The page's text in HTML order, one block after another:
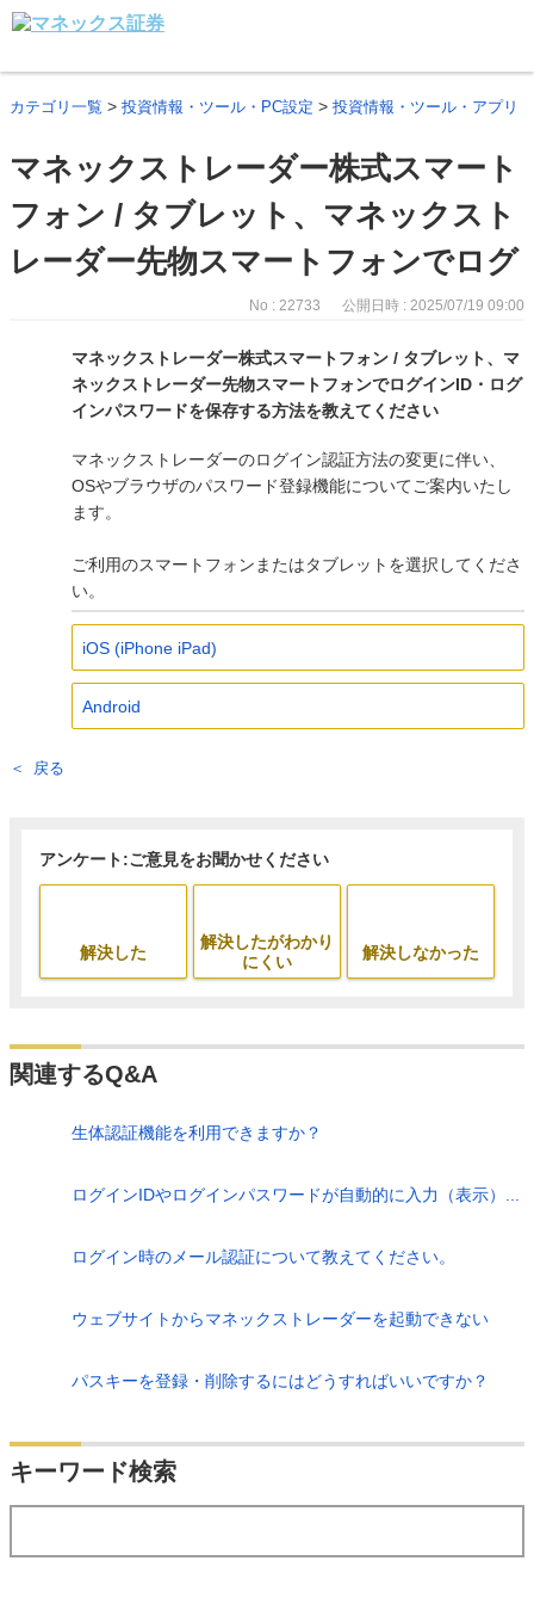
カテゴリ一覧 > 投資情報・ツール・PC設定 > 投資情報・ツール・アプリ
マネックストレーダー株式スマート
フォン / タブレット、マネックスト
レーダー先物スマートフォンでログ
No : 22733 公開日時 : 2025/07/19 09:00
マネックストレーダー株式スマートフォン / タブレット、マ
ネックストレーダー先物スマートフォンでログインID・ログ
インパスワードを保存する方法を教えてください
マネックストレーダーのログイン認証方法の変更に伴い、
OSやブラウザのパスワード登録機能についてご案内いたし
ます。
ご利用のスマートフォンまたはタブレットを選択してくださ
い。
iOS (iPhone iPad)
Android
戻る
アンケート:ご意見をお聞かせください
解決した
解決したがわかり
にくい
解決しなかった
関連するQ&A
生体認証機能を利用できますか？
ログインIDやログインパスワードが自動的に入力（表示）...
ログイン時のメール認証について教えてください。
ウェブサイトからマネックストレーダーを起動できない
パスキーを登録・削除するにはどうすればいいですか？
キーワード検索